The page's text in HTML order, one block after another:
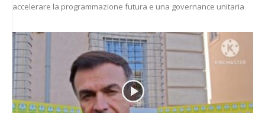
accelerare la programmazione futura e una governance unitaria